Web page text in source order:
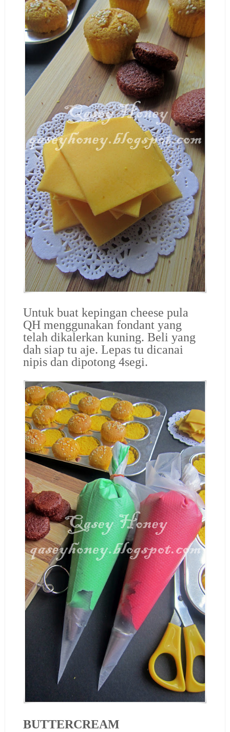
Untuk buat kepingan cheese pula
QH menggunakan fondant yang
telah dikalerkan kuning. Beli yang
dah siap tu aje. Lepas tu dicanai
nipis dan dipotong 4segi.
BUTTERCREAM